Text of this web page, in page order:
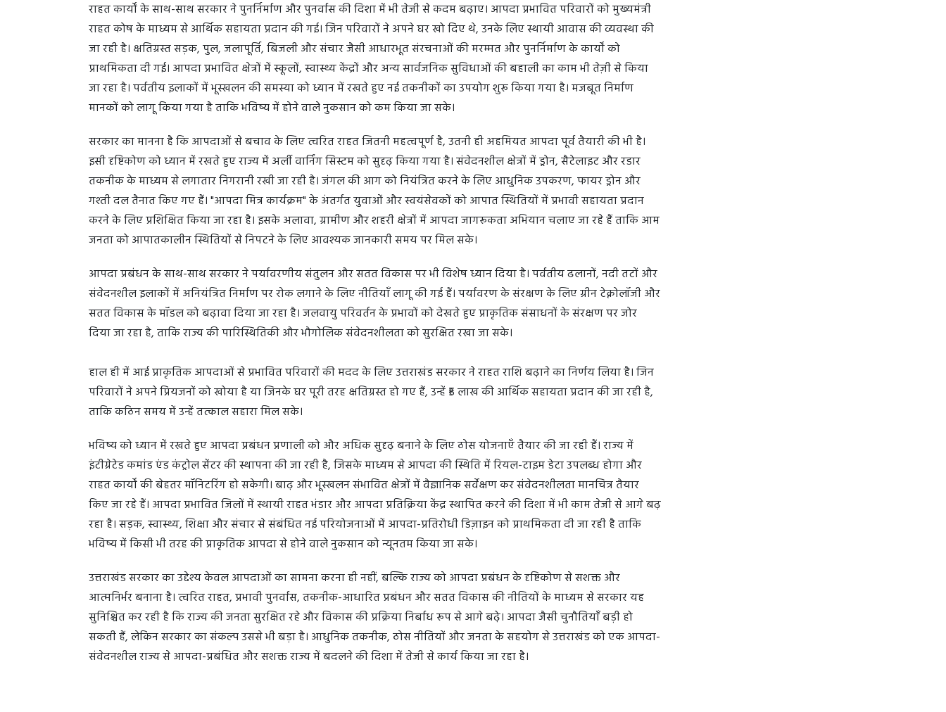
राहत कार्यों के साथ-साथ सरकार ने पुनर्निर्माण और पुनर्वास की दिशा में भी तेजी से कदम बढ़ाए। आपदा प्रभावित परिवारों को मुख्यमंत्री
राहत कोष के माध्यम से आर्थिक सहायता प्रदान की गई। जिन परिवारों ने अपने घर खो दिए थे, उनके लिए स्थायी आवास की व्यवस्था की
जा रही है। क्षतिग्रस्त सड़क, पुल, जलापूर्ति, बिजली और संचार जैसी आधारभूत संरचनाओं की मरम्मत और पुनर्निर्माण के कार्यों को
प्राथमिकता दी गई। आपदा प्रभावित क्षेत्रों में स्कूलों, स्वास्थ्य केंद्रों और अन्य सार्वजनिक सुविधाओं की बहाली का काम भी तेज़ी से किया
जा रहा है। पर्वतीय इलाकों में भूस्खलन की समस्या को ध्यान में रखते हुए नई तकनीकों का उपयोग शुरू किया गया है। मजबूत निर्माण
मानकों को लागू किया गया है ताकि भविष्य में होने वाले नुकसान को कम किया जा सके।
सरकार का मानना है कि आपदाओं से बचाव के लिए त्वरित राहत जितनी महत्वपूर्ण है, उतनी ही अहमियत आपदा पूर्व तैयारी की भी है।
इसी दृष्टिकोण को ध्यान में रखते हुए राज्य में अर्ली वार्निंग सिस्टम को सुदृढ़ किया गया है। संवेदनशील क्षेत्रों में ड्रोन, सैटेलाइट और रडार
तकनीक के माध्यम से लगातार निगरानी रखी जा रही है। जंगल की आग को नियंत्रित करने के लिए आधुनिक उपकरण, फायर ड्रोन और
गश्ती दल तैनात किए गए हैं। "आपदा मित्र कार्यक्रम" के अंतर्गत युवाओं और स्वयंसेवकों को आपात स्थितियों में प्रभावी सहायता प्रदान
करने के लिए प्रशिक्षित किया जा रहा है। इसके अलावा, ग्रामीण और शहरी क्षेत्रों में आपदा जागरूकता अभियान चलाए जा रहे हैं ताकि आम
जनता को आपातकालीन स्थितियों से निपटने के लिए आवश्यक जानकारी समय पर मिल सके।
आपदा प्रबंधन के साथ-साथ सरकार ने पर्यावरणीय संतुलन और सतत विकास पर भी विशेष ध्यान दिया है। पर्वतीय ढलानों, नदी तटों और
संवेदनशील इलाकों में अनियंत्रित निर्माण पर रोक लगाने के लिए नीतियाँ लागू की गई हैं। पर्यावरण के संरक्षण के लिए ग्रीन टेक्नोलॉजी और
सतत विकास के मॉडल को बढ़ावा दिया जा रहा है। जलवायु परिवर्तन के प्रभावों को देखते हुए प्राकृतिक संसाधनों के संरक्षण पर जोर
दिया जा रहा है, ताकि राज्य की पारिस्थितिकी और भौगोलिक संवेदनशीलता को सुरक्षित रखा जा सके।
हाल ही में आई प्राकृतिक आपदाओं से प्रभावित परिवारों की मदद के लिए उत्तराखंड सरकार ने राहत राशि बढ़ाने का निर्णय लिया है। जिन
परिवारों ने अपने प्रियजनों को खोया है या जिनके घर पूरी तरह क्षतिग्रस्त हो गए हैं, उन्हें ₹5 लाख की आर्थिक सहायता प्रदान की जा रही है,
ताकि कठिन समय में उन्हें तत्काल सहारा मिल सके।
भविष्य को ध्यान में रखते हुए आपदा प्रबंधन प्रणाली को और अधिक सुदृढ़ बनाने के लिए ठोस योजनाएँ तैयार की जा रही हैं। राज्य में
इंटीग्रेटेड कमांड एंड कंट्रोल सेंटर की स्थापना की जा रही है, जिसके माध्यम से आपदा की स्थिति में रियल-टाइम डेटा उपलब्ध होगा और
राहत कार्यों की बेहतर मॉनिटरिंग हो सकेगी। बाढ़ और भूस्खलन संभावित क्षेत्रों में वैज्ञानिक सर्वेक्षण कर संवेदनशीलता मानचित्र तैयार
किए जा रहे हैं। आपदा प्रभावित जिलों में स्थायी राहत भंडार और आपदा प्रतिक्रिया केंद्र स्थापित करने की दिशा में भी काम तेजी से आगे बढ़
रहा है। सड़क, स्वास्थ्य, शिक्षा और संचार से संबंधित नई परियोजनाओं में आपदा-प्रतिरोधी डिज़ाइन को प्राथमिकता दी जा रही है ताकि
भविष्य में किसी भी तरह की प्राकृतिक आपदा से होने वाले नुकसान को न्यूनतम किया जा सके।
उत्तराखंड सरकार का उद्देश्य केवल आपदाओं का सामना करना ही नहीं, बल्कि राज्य को आपदा प्रबंधन के दृष्टिकोण से सशक्त और
आत्मनिर्भर बनाना है। त्वरित राहत, प्रभावी पुनर्वास, तकनीक-आधारित प्रबंधन और सतत विकास की नीतियों के माध्यम से सरकार यह
सुनिश्चित कर रही है कि राज्य की जनता सुरक्षित रहे और विकास की प्रक्रिया निर्बाध रूप से आगे बढ़े। आपदा जैसी चुनौतियाँ बड़ी हो
सकती हैं, लेकिन सरकार का संकल्प उससे भी बड़ा है। आधुनिक तकनीक, ठोस नीतियों और जनता के सहयोग से उत्तराखंड को एक आपदा-
संवेदनशील राज्य से आपदा-प्रबंधित और सशक्त राज्य में बदलने की दिशा में तेजी से कार्य किया जा रहा है।